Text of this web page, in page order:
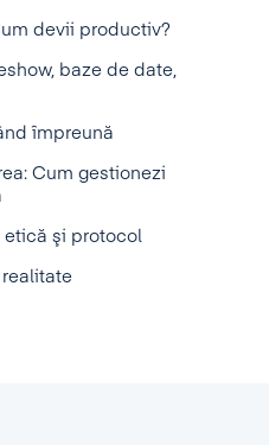
devii productiv?
baze de date,
împreună
Cum gestionezi
etică şi protocol
realitate